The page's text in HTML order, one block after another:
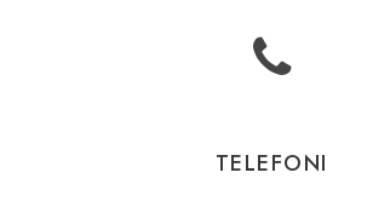
TELEFONI